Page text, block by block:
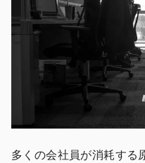
多くの会社員が消耗する